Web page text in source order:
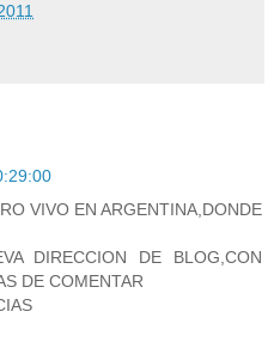
VIVO EN ARGENTINA,DONDE
DIRECCION DE BLOG,CON
DE COMENTAR